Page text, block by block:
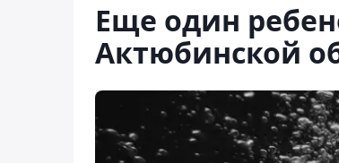
Еще один
Актюбинской